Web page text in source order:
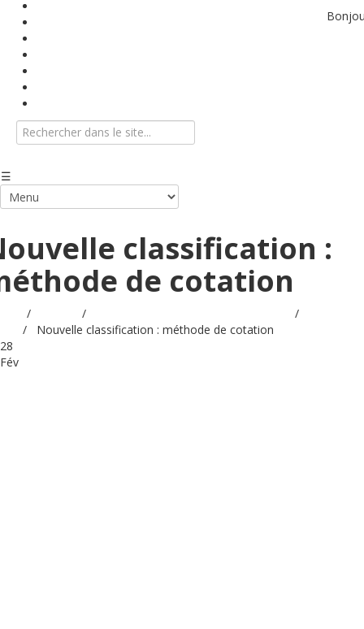
classification :
de cotation
/ / /
/ Nouvelle classification : méthode de cotation
28
Fév